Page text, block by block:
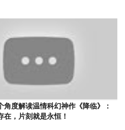
角度解读温情科幻神作《降临》：
在，片刻就是永恒！